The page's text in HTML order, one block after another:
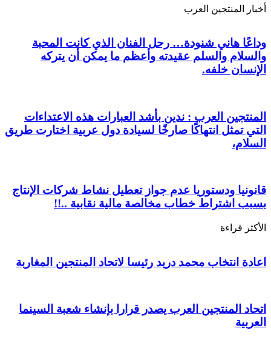
أخبار المنتجين العرب
وداعًا هاني شنودة… رحل الفنان الذي كانت المحبة
والسلام والسلم عقيدته وأعظم ما يمكن أن يتركه
الإنسان خلفه.
المنتجين العرب : ندين بأشد العبارات هذه الاعتداءات
التي تمثل انتهاكًا صارخًا لسيادة دول عربية اختارت طريق
السلام،
قانونيا ودستوريا عدم جواز تعطيل نشاط شركات الإنتاج
بسبب اشتراط خطاب مخالصة مالية نقابية ..!!
الأكثر قراءة
اعادة انتخاب محمد دريد رئيسا لاتحاد المنتجين المغاربة
اتحاد المنتجين العرب يصدر قرارا بإنشاء شعبة السينما
العربية